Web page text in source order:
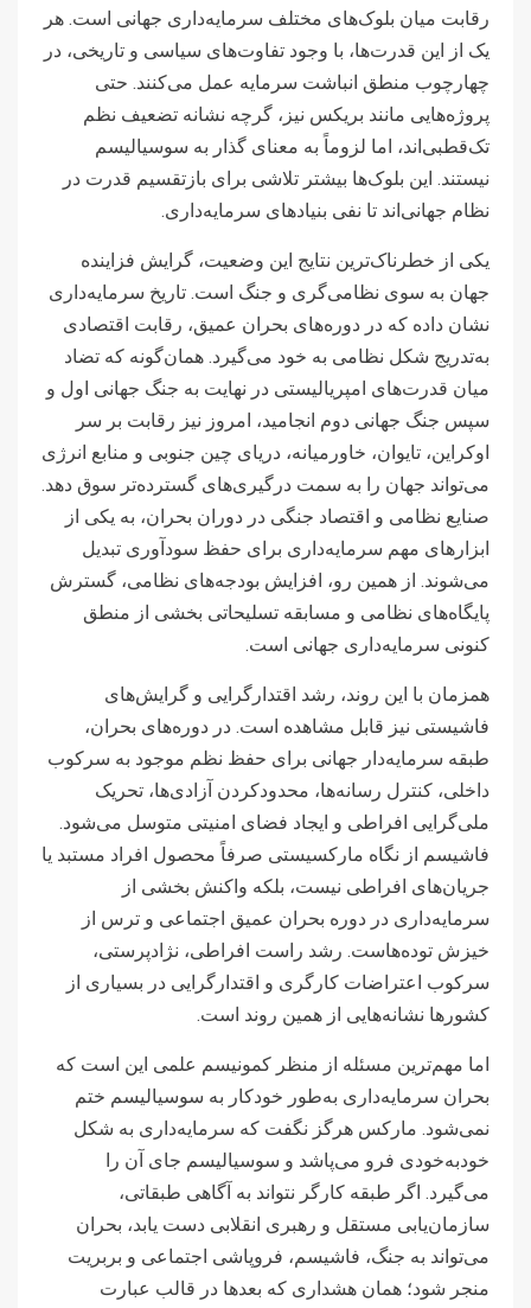
رقابت میان بلوک‌های مختلف سرمایه‌داری جهانی است. هر
یک از این قدرت‌ها، با وجود تفاوت‌های سیاسی و تاریخی، در
چهارچوب منطق انباشت سرمایه عمل می‌کنند. حتی
پروژه‌هایی مانند بریکس نیز، گرچه نشانه تضعیف نظم
تک‌قطبی‌اند، اما لزوماً به معنای گذار به سوسیالیسم
نیستند. این بلوک‌ها بیشتر تلاشی برای بازتقسیم قدرت در
نظام جهانی‌اند تا نفی بنیادهای سرمایه‌داری.
یکی از خطرناک‌ترین نتایج این وضعیت، گرایش فزاینده
جهان به سوی نظامی‌گری و جنگ است. تاریخ سرمایه‌داری
نشان داده که در دوره‌های بحران عمیق، رقابت اقتصادی
به‌تدریج شکل نظامی به خود می‌گیرد. همان‌گونه که تضاد
میان قدرت‌های امپریالیستی در نهایت به جنگ جهانی اول و
سپس جنگ جهانی دوم انجامید، امروز نیز رقابت بر سر
اوکراین، تایوان، خاورمیانه، دریای چین جنوبی و منابع انرژی
می‌تواند جهان را به سمت درگیری‌های گسترده‌تر سوق دهد.
صنایع نظامی و اقتصاد جنگی در دوران بحران، به یکی از
ابزارهای مهم سرمایه‌داری برای حفظ سودآوری تبدیل
می‌شوند. از همین رو، افزایش بودجه‌های نظامی، گسترش
پایگاه‌های نظامی و مسابقه تسلیحاتی بخشی از منطق
کنونی سرمایه‌داری جهانی است.
همزمان با این روند، رشد اقتدارگرایی و گرایش‌های
فاشیستی نیز قابل مشاهده است. در دوره‌های بحران،
طبقه سرمایه‌دار جهانی برای حفظ نظم موجود به سرکوب
داخلی، کنترل رسانه‌ها، محدودکردن آزادی‌ها، تحریک
ملی‌گرایی افراطی و ایجاد فضای امنیتی متوسل می‌شود.
فاشیسم از نگاه مارکسیستی صرفاً محصول افراد مستبد یا
جریان‌های افراطی نیست، بلکه واکنش بخشی از
سرمایه‌داری در دوره بحران عمیق اجتماعی و ترس از
خیزش توده‌هاست. رشد راست افراطی، نژادپرستی،
سرکوب اعتراضات کارگری و اقتدارگرایی در بسیاری از
کشورها نشانه‌هایی از همین روند است.
اما مهم‌ترین مسئله از منظر کمونیسم علمی این است که
بحران سرمایه‌داری به‌طور خودکار به سوسیالیسم ختم
نمی‌شود. مارکس هرگز نگفت که سرمایه‌داری به شکل
خودبه‌خودی فرو می‌پاشد و سوسیالیسم جای آن را
می‌گیرد. اگر طبقه کارگر نتواند به آگاهی طبقاتی،
سازمان‌یابی مستقل و رهبری انقلابی دست یابد، بحران
می‌تواند به جنگ، فاشیسم، فروپاشی اجتماعی و بربریت
منجر شود؛ همان هشداری که بعدها در قالب عبارت